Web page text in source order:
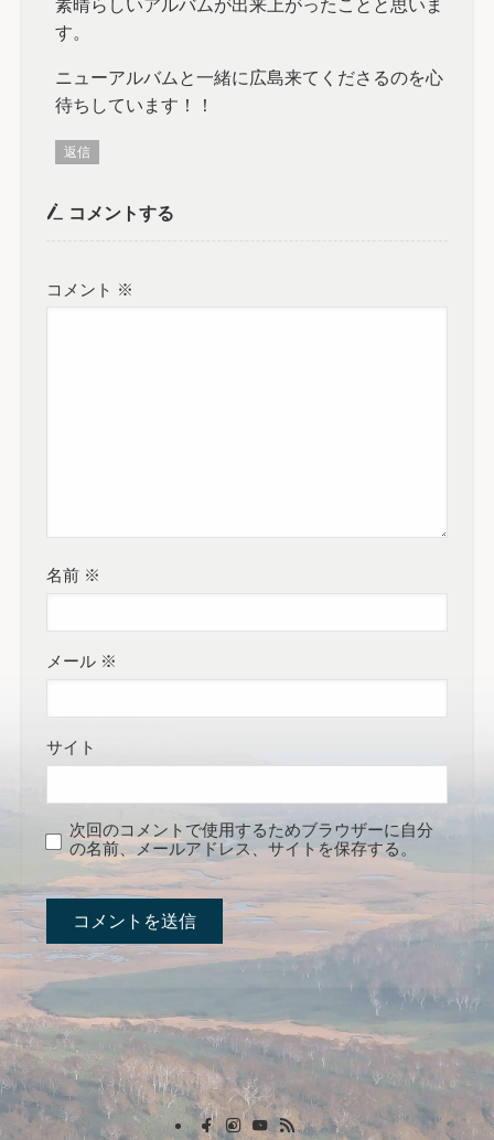
素晴らしいアルバムが出来上がったことと思いま
す。
ニューアルバムと一緒に広島来てくださるのを心
待ちしています！！
返信
コメントする
コメント ※
名前 ※
メール ※
サイト
次回のコメントで使用するためブラウザーに自分
の名前、メールアドレス、サイトを保存する。